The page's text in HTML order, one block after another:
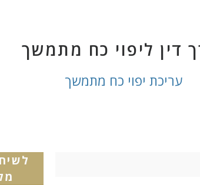
דין ליפוי כח מתמשך
עריכת יפוי כח מתמשך